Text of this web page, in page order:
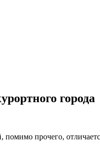
города
прочего,